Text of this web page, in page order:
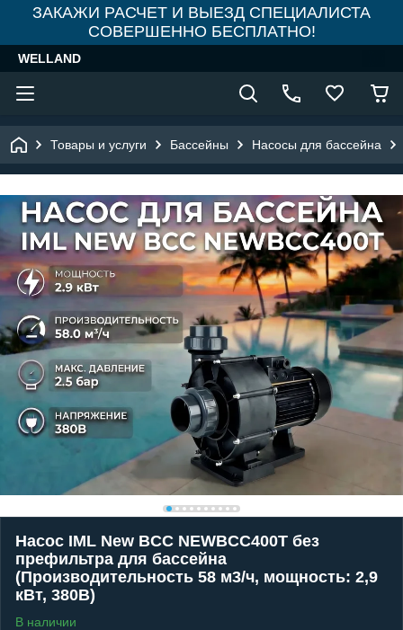
ЗАКАЖИ РАСЧЕТ И ВЫЕЗД СПЕЦИАЛИСТА
СОВЕРШЕННО БЕСПЛАТНО!
WELLAND
Товары и услуги Бассейны Насосы для бассейна
Насос IML New BCC NEWBCC400T без
префильтра для бассейна
(Производительность 58 м3/ч, мощность: 2,9
кВт, 380В)
В наличии